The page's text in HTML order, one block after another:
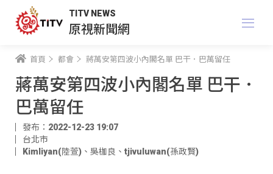
TITV NEWS
原視新聞網
首頁 都會 蔣萬安第四波小內閣名單 巴干．巴萬留任
蔣萬安第四波小內閣名單 巴干．
巴萬留任
發布：2022-12-23 19:07
台北市
Kimliyan(陸萱) 、 吳枷良 、 tjivuluwan(孫政賢)